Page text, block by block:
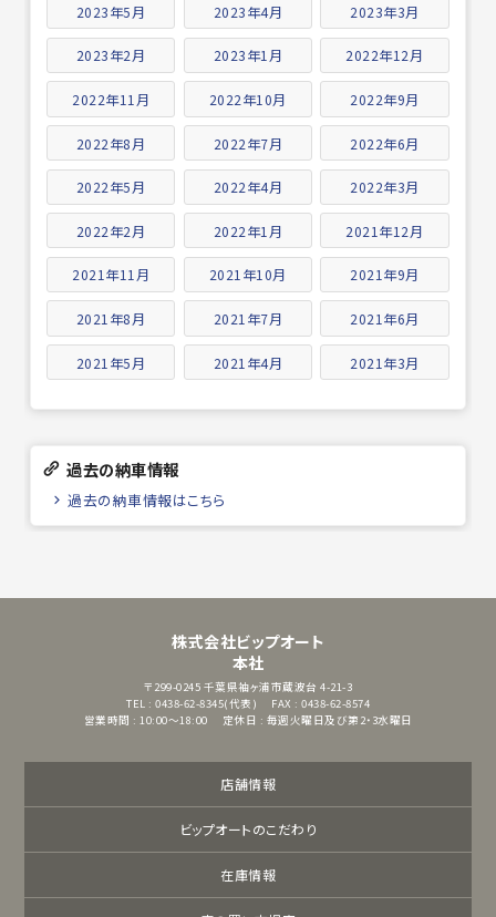
2023年5月 2023年4月 2023年3月
2023年2月 2023年1月 2022年12月
2022年11月 2022年10月 2022年9月
2022年8月 2022年7月 2022年6月
2022年5月 2022年4月 2022年3月
2022年2月 2022年1月 2021年12月
2021年11月 2021年10月 2021年9月
2021年8月 2021年7月 2021年6月
2021年5月 2021年4月 2021年3月
過去の納車情報
過去の納車情報はこちら
株式会社ビップオート
本社
〒299-0245 千葉県袖ヶ浦市蔵波台 4-21-3
TEL : 0438-62-8345(代表)
FAX : 0438-62-8574
営業時間 : 10:00～18:00
定休日 : 毎週火曜日及び第2・3水曜日
店舗情報
ビップオートのこだわり
在庫情報